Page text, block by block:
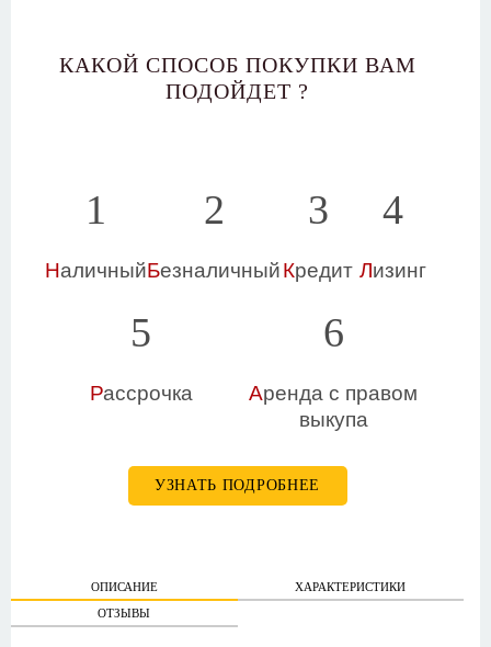
КАКОЙ СПОСОБ ПОКУПКИ ВАМ
ПОДОЙДЕТ ?
1
Наличный
2
Безналичный
3
Кредит
4
Лизинг
5
Рассрочка
6
Аренда с правом
выкупа
УЗНАТЬ ПОДРОБНЕЕ
ОПИСАНИЕ
ХАРАКТЕРИСТИКИ
ОТЗЫВЫ